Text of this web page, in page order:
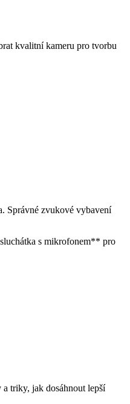
kvalitní kameru pro tvorbu
Správné zvukové vybavení
s mikrofonem** pro
triky, jak dosáhnout lepší